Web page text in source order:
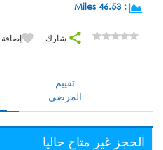
:
46.53 Miles
شارك
تقييم
المرضى
الحجز غير متاح حاليا